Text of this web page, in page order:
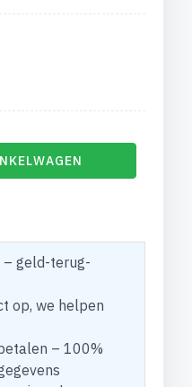
geld-terug-
op, we helpen
– 100%